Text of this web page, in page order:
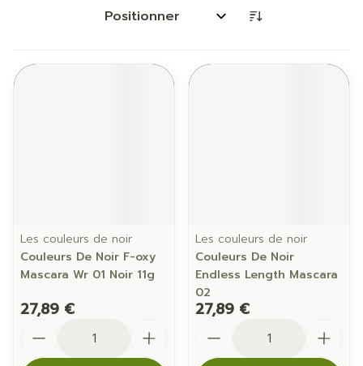
Trier par:
Les couleurs de noir
Couleurs De Noir F-oxy
Mascara Wr 01 Noir 11g
27,89 €
Les couleurs de noir
Couleurs De Noir
Endless Length Mascara
02
27,89 €